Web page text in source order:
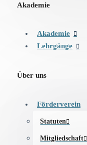
Akademie
Akademie
Lehrgänge
Über uns
Förderverein
Statuten
Mitgliedschaft